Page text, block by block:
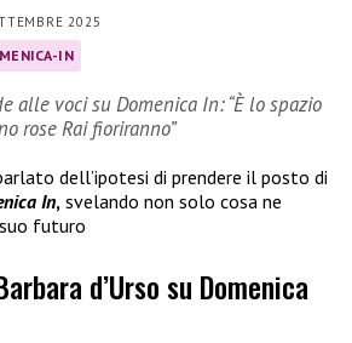
2025
IN
alle voci su Domenica In: “È lo spazio
rose Rai fioriranno”
dell’ipotesi di prendere il posto di
In, svelando non solo cosa ne
futuro
d’Urso su Domenica